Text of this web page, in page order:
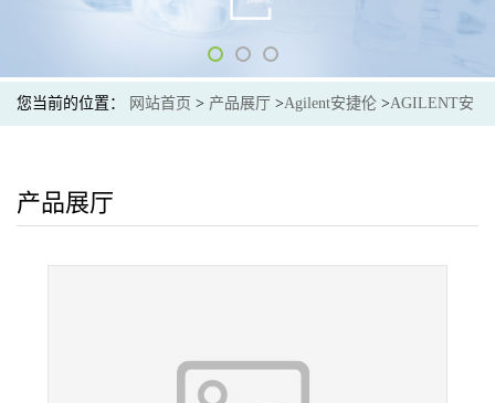
您当前的位置： 网站首页 > 产品展厅 >Agilent安捷伦 >AGILENT安
100m,.25mm,0.5
产品展厅